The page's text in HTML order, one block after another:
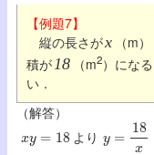
【例題7】
縦の長さがx （m
積が 18 （m2）にな
い．
（解答）
x 18 より 18x